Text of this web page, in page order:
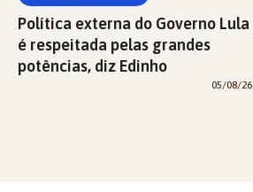
Política externa do Governo Lula
é respeitada pelas grandes
potências, diz Edinho
05/08/26